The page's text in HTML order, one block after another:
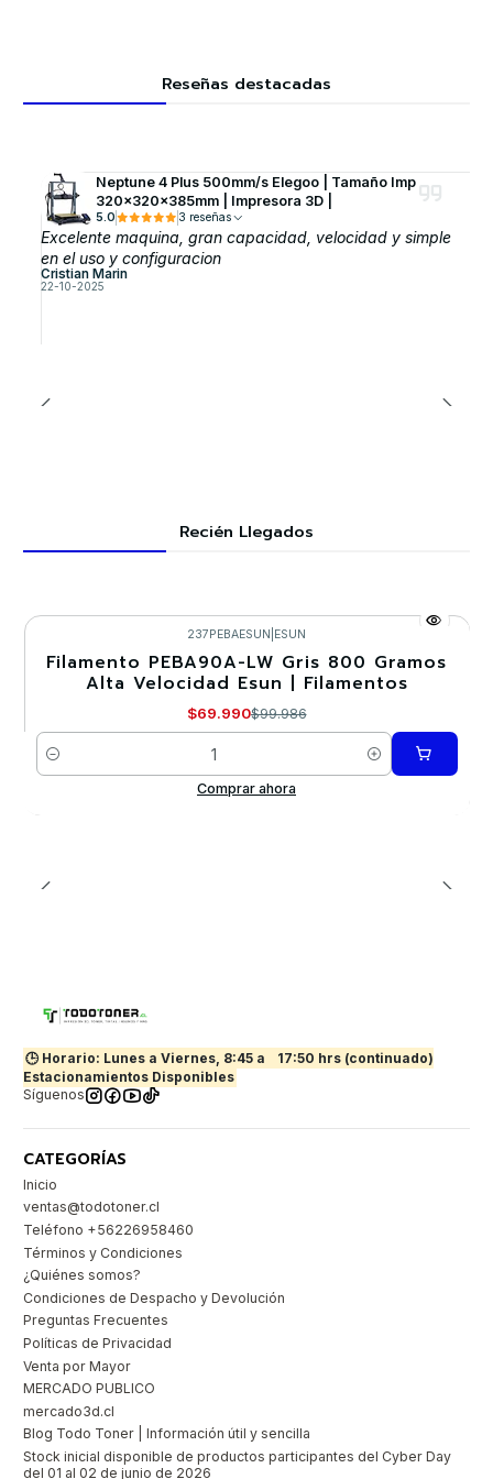
Reseñas destacadas
Neptune 4 Plus 500mm/s Elegoo | Tamaño Imp
320x320x385mm | Impresora 3D |
5.0 3 reseñas
Excelente maquina, gran capacidad, velocidad y simple
en el uso y configuracion
Cristian Marin
22-10-2025
Recién Llegados
-30%
237PEBAESUN ESUN
Filamento PEBA90A-LW Gris 800 Gramos
Alta Velocidad Esun | Filamentos
$69.990$99.986
Cantidad
Comprar ahora
🕒 Horario: Lunes a Viernes, 8:45 a
17:50 hrs (continuado)
Estacionamientos Disponibles
Síguenos
CATEGORÍAS
Inicio
ventas@todotoner.cl
Teléfono +56226958460
Términos y Condiciones
¿Quiénes somos?
Condiciones de Despacho y Devolución
Preguntas Frecuentes
Políticas de Privacidad
Venta por Mayor
MERCADO PUBLICO
mercado3d.cl
Blog Todo Toner | Información útil y sencilla
Stock inicial disponible de productos participantes del Cyber Day
del 01 al 02 de junio de 2026